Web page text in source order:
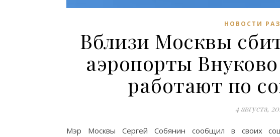
НОВОСТИ
Вблизи Москвы
аэропорты
работают по
4 августа,
Мэр Москвы Сергей Собянин сообщил в своих